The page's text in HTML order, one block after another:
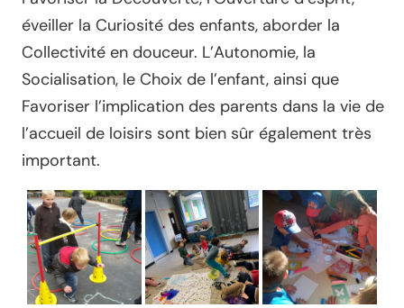
éveiller la Curiosité des enfants, aborder la
Collectivité en douceur. L’Autonomie, la
Socialisation, le Choix de l’enfant, ainsi que
Favoriser l’implication des parents dans la vie de
l’accueil de loisirs sont bien sûr également très
important.